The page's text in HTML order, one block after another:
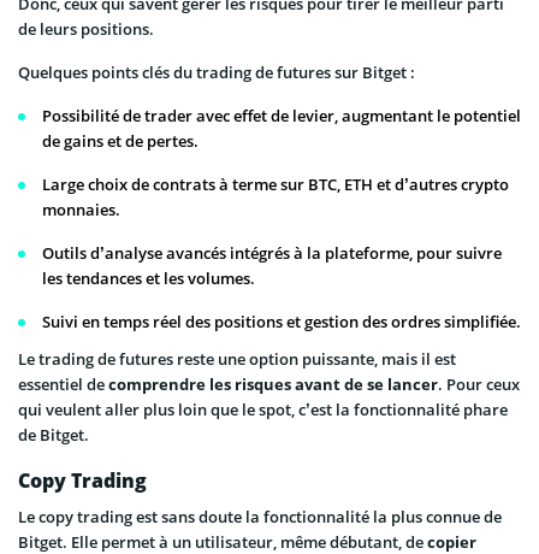
de leurs positions.
Quelques points clés du trading de futures sur Bitget :
Possibilité de trader avec effet de levier, augmentant le potentiel
de gains et de pertes.
Large choix de contrats à terme sur BTC, ETH et d’autres crypto
monnaies.
Outils d’analyse avancés intégrés à la plateforme, pour suivre
les tendances et les volumes.
Suivi en temps réel des positions et gestion des ordres simplifiée.
Le trading de futures reste une option puissante, mais il est
essentiel decomprendre les risques avant de se lancer. Pour ceux
qui veulent aller plus loin que le spot, c’est la fonctionnalité phare
de Bitget.
Copy Trading
Le copy trading est sans doute la fonctionnalité la plus connue de
Bitget. Elle permet à un utilisateur, même débutant, decopier